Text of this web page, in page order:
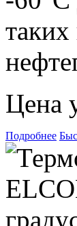
Цена
Подробнее